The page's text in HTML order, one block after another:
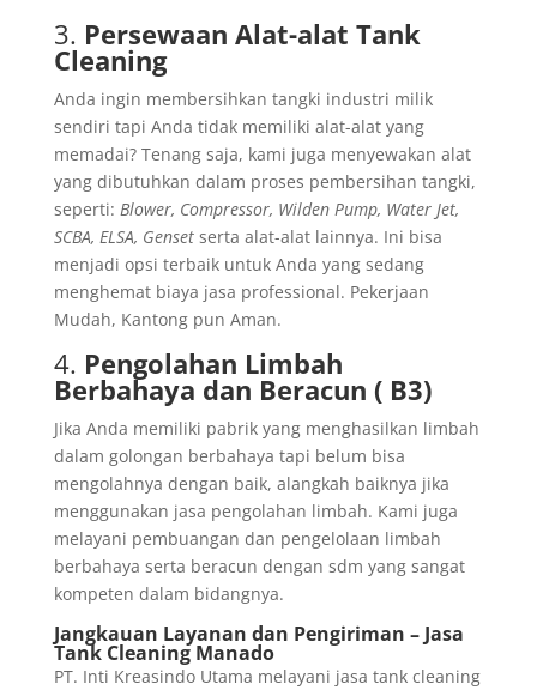
3. Persewaan Alat-alat Tank
Cleaning
Anda ingin membersihkan tangki industri milik
sendiri tapi Anda tidak memiliki alat-alat yang
memadai? Tenang saja, kami juga menyewakan alat
yang dibutuhkan dalam proses pembersihan tangki,
seperti: Blower, Compressor, Wilden Pump, Water Jet,
SCBA, ELSA, Gensetserta alat-alat lainnya. Ini bisa
menjadi opsi terbaik untuk Anda yang sedang
menghemat biaya jasa professional. Pekerjaan
Mudah, Kantong pun Aman.
4. Pengolahan Limbah
Berbahaya dan Beracun ( B3)
Jika Anda memiliki pabrik yang menghasilkan limbah
dalam golongan berbahaya tapi belum bisa
mengolahnya dengan baik, alangkah baiknya jika
menggunakan jasa pengolahan limbah. Kami juga
melayani pembuangan dan pengelolaan limbah
berbahaya serta beracun dengan sdm yang sangat
kompeten dalam bidangnya.
Jangkauan Layanan dan Pengiriman – Jasa
Tank Cleaning Manado
PT. Inti Kreasindo Utama melayani jasa tank cleaning